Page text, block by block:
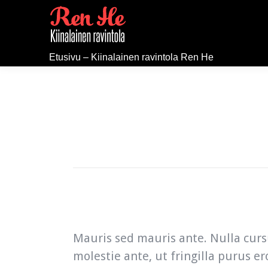
Etusivu – Kiinalainen ravintola Ren He
Mauris sed mauris ante. Nulla
molestie ante, ut fringilla purus